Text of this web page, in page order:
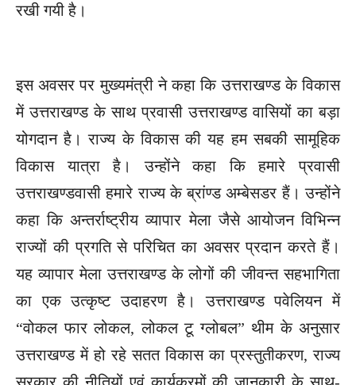
रखी गयी है।
इस अवसर पर मुख्यमंत्री ने कहा कि उत्तराखण्ड के विकास
में उत्तराखण्ड के साथ प्रवासी उत्तराखण्ड वासियों का बड़ा
योगदान है। राज्य के विकास की यह हम सबकी सामूहिक
विकास यात्रा है। उन्होंने कहा कि हमारे प्रवासी
उत्तराखण्डवासी हमारे राज्य के ब्रांण्ड अम्बेसडर हैं। उन्होंने
कहा कि अन्तर्राष्ट्रीय व्यापार मेला जैसे आयोजन विभिन्न
राज्यों की प्रगति से परिचित का अवसर प्रदान करते हैं।
यह व्यापार मेला उत्तराखण्ड के लोगों की जीवन्त सहभागिता
का एक उत्कृष्ट उदाहरण है। उत्तराखण्ड पवेलियन में
“वोकल फार लोकल, लोकल टू ग्लोबल” थीम के अनुसार
उत्तराखण्ड में हो रहे सतत विकास का प्रस्तुतीकरण, राज्य